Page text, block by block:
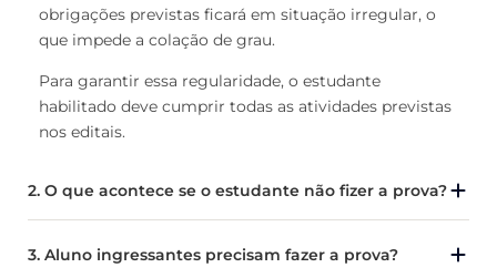
obrigações previstas ficará em situação irregular, o
que impede a colação de grau.
Para garantir essa regularidade, o estudante
habilitado deve cumprir todas as atividades previstas
nos editais.
2. O que acontece se o estudante não fizer a prova?
3. Aluno ingressantes precisam fazer a prova?